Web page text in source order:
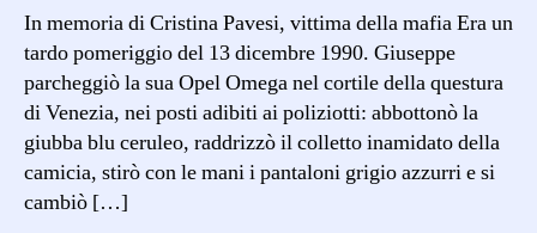
alla
In memoria di Cristina Pavesi, vittima della mafia Era un
tardo pomeriggio del 13 dicembre 1990. Giuseppe
parcheggiò la sua Opel Omega nel cortile della questura
di Venezia, nei posti adibiti ai poliziotti: abbottonò la
giubba blu ceruleo, raddrizzò il colletto inamidato della
camicia, stirò con le mani i pantaloni grigio azzurri e si
cambiò […]